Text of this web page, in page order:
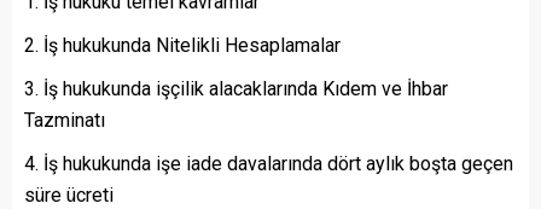
İş hukukunda Nitelikli Hesaplamalar
İş hukukunda işçilik alacaklarında Kıdem ve İhbar
Tazminatı
İş hukukunda işe iade davalarında dört aylık boşta geçen
süre ücreti